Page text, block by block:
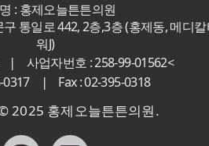
: 홍제오늘튼튼의원
통일로 442, 2층,3층 (홍제동, 메디
워J)
|
사업자번호 : 258-99-01562<
0317
| Fax : 02-395-0318
2025 홍제오늘튼튼의원.